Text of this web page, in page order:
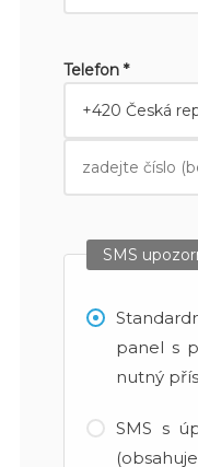
Telefon *
SMS
panel s
nutný
SMS s